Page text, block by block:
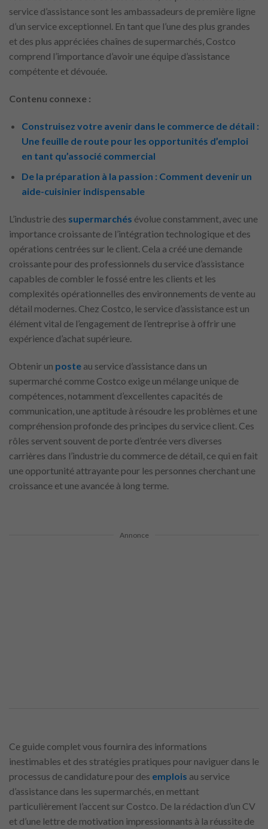
service d’assistance sont les ambassadeurs de première ligne
d’un service exceptionnel. En tant que l’une des plus grandes
et des plus appréciées chaînes de supermarchés, Costco
comprend l’importance d’avoir une équipe d’assistance
compétente et dévouée.
Contenu connexe :
Construisez votre avenir dans le commerce de détail :
Une feuille de route pour les opportunités d’emploi
en tant qu’associé commercial
De la préparation à la passion : Comment devenir un
aide-cuisinier indispensable
L’industrie des supermarchés évolue constamment, avec une
importance croissante de l’intégration technologique et des
opérations centrées sur le client. Cela a créé une demande
croissante pour des professionnels du service d’assistance
capables de combler le fossé entre les clients et les
complexités opérationnelles des environnements de vente au
détail modernes. Chez Costco, le service d’assistance est un
élément vital de l’engagement de l’entreprise à offrir une
expérience d’achat supérieure.
Obtenir un poste au service d’assistance dans un
supermarché comme Costco exige un mélange unique de
compétences, notamment d’excellentes capacités de
communication, une aptitude à résoudre les problèmes et une
compréhension profonde des principes du service client. Ces
rôles servent souvent de porte d’entrée vers diverses
carrières dans l’industrie du commerce de détail, ce qui en fait
une opportunité attrayante pour les personnes cherchant une
croissance et une avancée à long terme.
Annonce
Ce guide complet vous fournira des informations
inestimables et des stratégies pratiques pour naviguer dans le
processus de candidature pour des emplois au service
d’assistance dans les supermarchés, en mettant
particulièrement l’accent sur Costco. De la rédaction d’un CV
et d’une lettre de motivation impressionnants à la réussite de